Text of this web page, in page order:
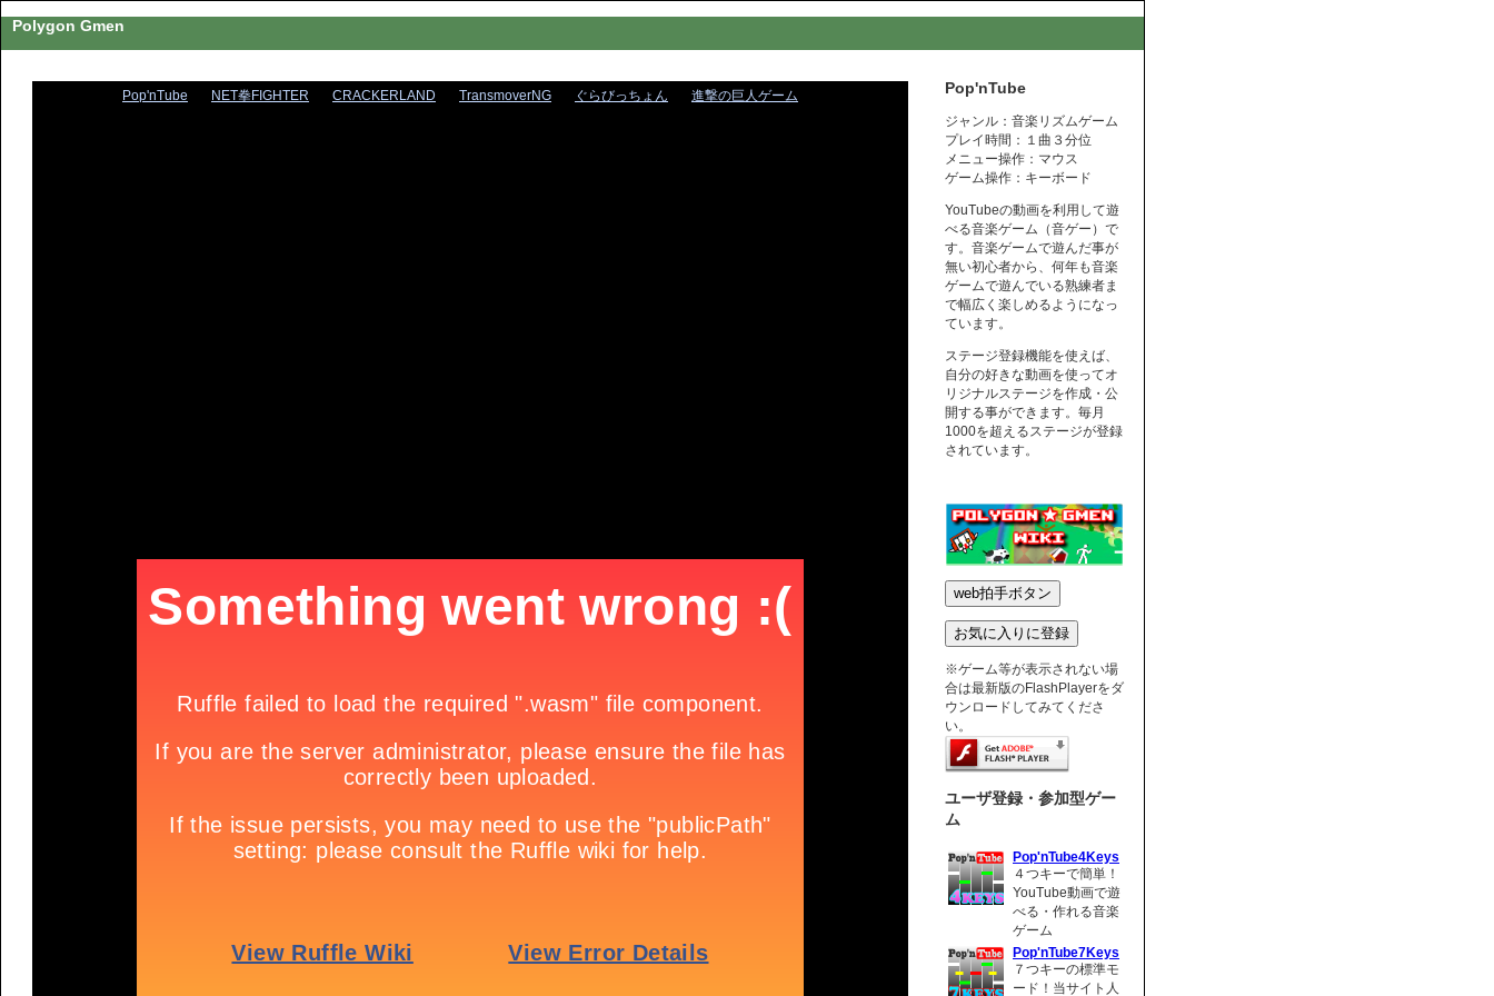
Polygon Gmen
Pop'nTube NET拳FIGHTER CRACKERLAND TransmoverNG ぐらびっちょん 進撃の巨人ゲーム Pop'nTube
ジャンル：音楽リズムゲーム
プレイ時間：１曲３分位
メニュー操作：マウス
ゲーム操作：キーボード
YouTubeの動画を利用して遊
べる音楽ゲーム（音ゲー）で
す。音楽ゲームで遊んだ事が
無い初心者から、何年も音楽
ゲームで遊んでいる熟練者ま
で幅広く楽しめるようになっ
ています。
ステージ登録機能を使えば、
自分の好きな動画を使ってオ
リジナルステージを作成・公
開する事ができます。毎月
1000を超えるステージが登録
されています。
※ゲーム等が表示されない場
合は最新版のFlashPlayerをダ
ウンロードしてみてくださ
い。
ユーザ登録・参加型ゲー
ム
Pop'nTube4Keys
４つキーで簡単！
YouTube動画で遊
べる・作れる音楽
ゲーム
Pop'nTube7Keys
７つキーの標準モ
ード！当サイト人